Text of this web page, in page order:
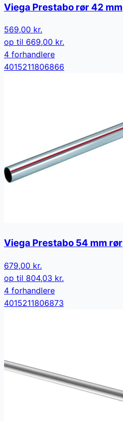
Viega Prestabo rør 42 mm
569,00 kr.
op til 669,00 kr.
4 forhandlere
4015211806866
Viega Prestabo 54 mm rør
679,00 kr.
op til 804,03 kr.
4 forhandlere
4015211806873